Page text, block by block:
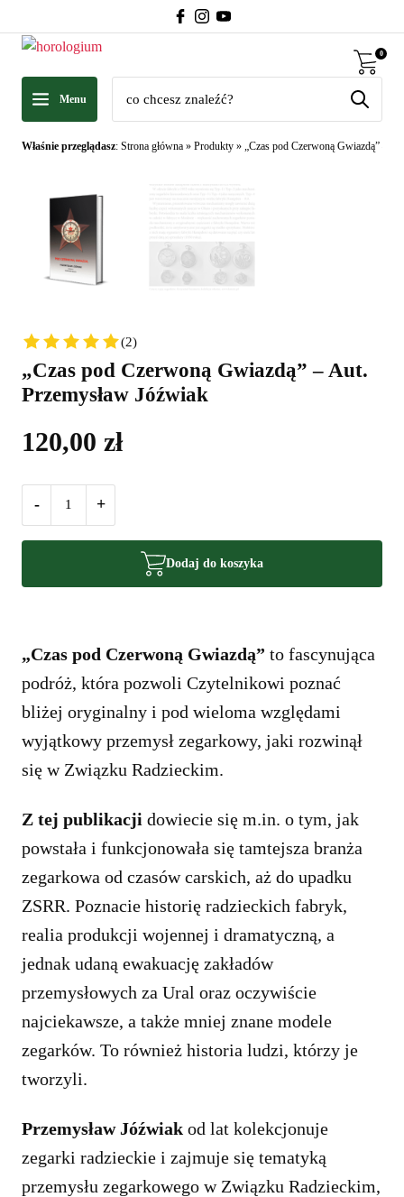
Menu
0
Właśnie przeglądasz: Strona główna » Produkty » „Czas pod Czerwoną Gwiazdą” –
(2)
„Czas pod Czerwoną Gwiazdą” – Aut.
Przemysław Jóźwiak
120,00 zł
- +
Dodaj do koszyka
„Czas pod Czerwoną Gwiazdą” to fascynująca
podróż, która pozwoli Czytelnikowi poznać
bliżej oryginalny i pod wieloma względami
wyjątkowy przemysł zegarkowy, jaki rozwinął
się w Związku Radzieckim.
Z tej publikacji dowiecie się m.in. o tym, jak
powstała i funkcjonowała się tamtejsza branża
zegarkowa od czasów carskich, aż do upadku
ZSRR. Poznacie historię radzieckich fabryk,
realia produkcji wojennej i dramatyczną, a
jednak udaną ewakuację zakładów
przemysłowych za Ural oraz oczywiście
najciekawsze, a także mniej znane modele
zegarków. To również historia ludzi, którzy je
tworzyli.
Przemysław Jóźwiak od lat kolekcjonuje
zegarki radzieckie i zajmuje się tematyką
przemysłu zegarkowego w Związku Radzieckim,